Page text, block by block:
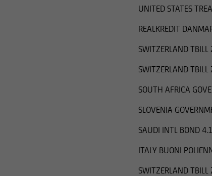
UNITED STATES
REALKREDIT
SWITZERLAND
SWITZERLAND
SOUTH AFRICA
SLOVENIA
SAUDI INTL BOND
ITALY BUONI
SWITZERLAND